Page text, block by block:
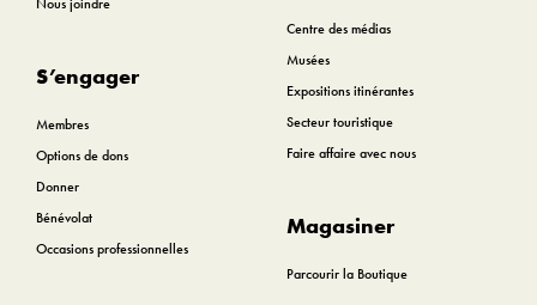
Nous joindre
S’engager
Membres
Options de dons
Donner
Bénévolat
Occasions professionnelles
Centre des médias
Musées
Expositions itinérantes
Secteur touristique
Faire affaire avec nous
Magasiner
Parcourir la Boutique